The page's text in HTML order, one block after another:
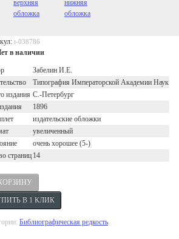
t-038786
в наличии
Забелин И.Е.
Типография Императорской Академии Наук
издания С.-Петербург
1896
издательские обложки
увеличенный
очень хорошее (5-)
страниц 14
Библиографическая редкость